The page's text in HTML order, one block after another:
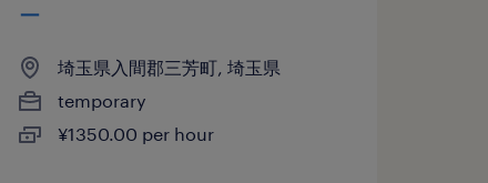
ー
埼玉県入間郡三芳町, 埼玉県
temporary
¥1350.00 per hour